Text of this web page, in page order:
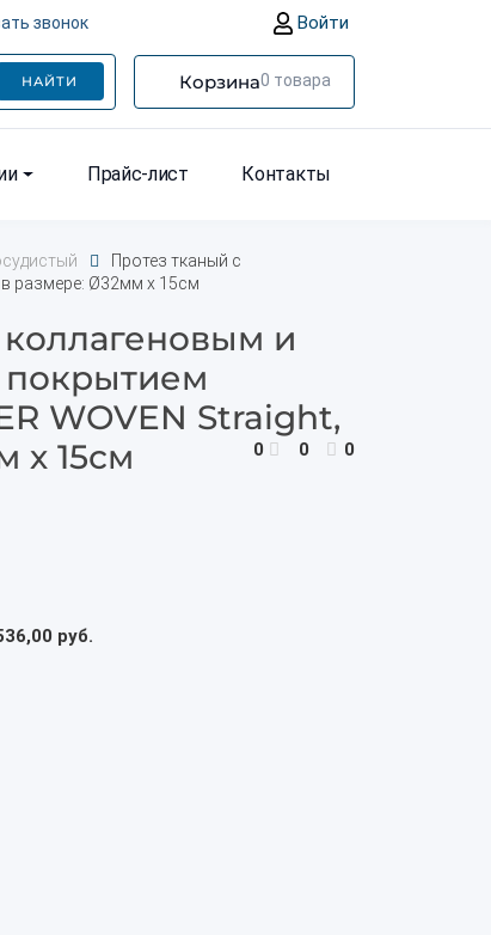
звонок Войти
НАЙТИ Корзина0 товара
Прайс-лист Контакты
Протез тканый с
в размере: Ø32мм х 15см
и
WOVEN Straight,
х 15см
0 0 0
руб.